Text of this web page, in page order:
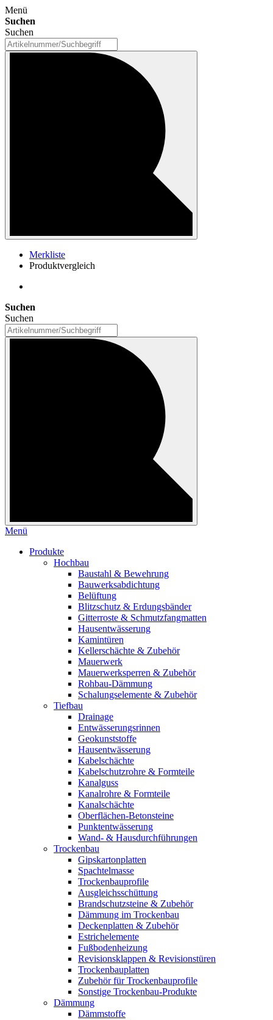
Menü
Suchen
Suchen
Merkliste
Produktvergleich
Suchen
Suchen
Menü
Produkte
Hochbau
Baustahl & Bewehrung
Bauwerksabdichtung
Belüftung
Blitzschutz & Erdungsbänder
Gitterroste & Schmutzfangmatten
Hausentwässerung
Kamintüren
Kellerschächte & Zubehör
Mauerwerk
Mauerwerksperren & Zubehör
Rohbau-Dämmung
Schalungselemente & Zubehör
Tiefbau
Drainage
Entwässerungsrinnen
Geokunststoffe
Hausentwässerung
Kabelschächte
Kabelschutzrohre & Formteile
Kanalguss
Kanalrohre & Formteile
Kanalschächte
Oberflächen-Betonsteine
Punktentwässerung
Wand- & Hausdurchführungen
Trockenbau
Gipskartonplatten
Spachtelmasse
Trockenbauprofile
Ausgleichsschüttung
Brandschutzsteine & Zubehör
Dämmung im Trockenbau
Deckenplatten & Zubehör
Estrichelemente
Fußbodenheizung
Revisionsklappen & Revisionstüren
Trockenbauplatten
Zubehör für Trockenbauprofile
Sonstige Trockenbau-Produkte
Dämmung
Dämmstoffe